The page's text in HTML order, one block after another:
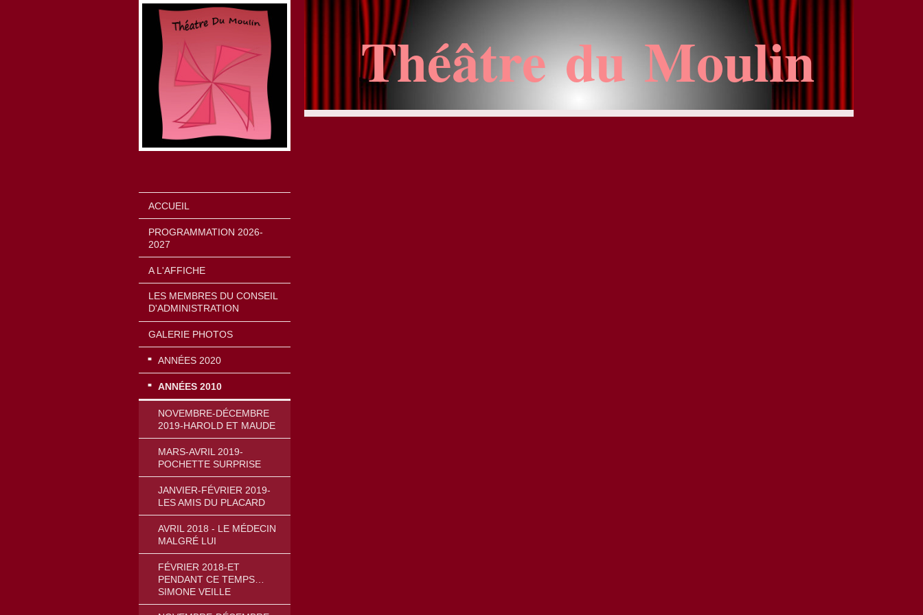
ACCUEIL
PROGRAMMATION 2026-
2027
A L'AFFICHE
LES MEMBRES DU CONSEIL
D'ADMINISTRATION
GALERIE PHOTOS
ANNÉES 2020
ANNÉES 2010
NOVEMBRE-DÉCEMBRE
2019-HAROLD ET MAUDE
MARS-AVRIL 2019-
POCHETTE SURPRISE
JANVIER-FÉVRIER 2019-
LES AMIS DU PLACARD
AVRIL 2018 - LE MÉDECIN
MALGRÉ LUI
FÉVRIER 2018-ET
PENDANT CE TEMPS…
SIMONE VEILLE
Théâtre du Moulin